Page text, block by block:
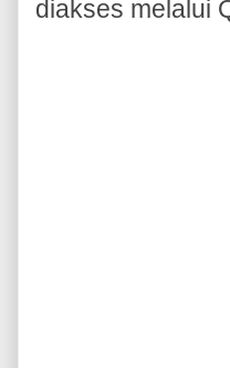
diakses melalui